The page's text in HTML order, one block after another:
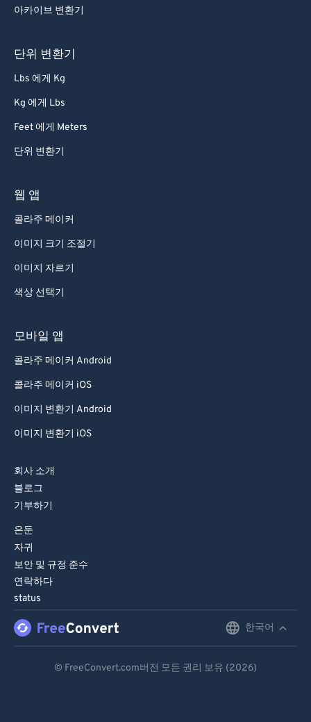
아카이브 변환기
단위 변환기
Lbs 에게 Kg
Kg 에게 Lbs
Feet 에게 Meters
단위 변환기
웹 앱
콜라주 메이커
이미지 크기 조절기
이미지 자르기
색상 선택기
모바일 앱
콜라주 메이커 Android
콜라주 메이커 iOS
이미지 변환기 Android
이미지 변환기 iOS
회사 소개
블로그
기부하기
은둔
자귀
보안 및 규정 준수
연락하다
status
한국어
© FreeConvert.com버전 모든 권리 보유 (2026)